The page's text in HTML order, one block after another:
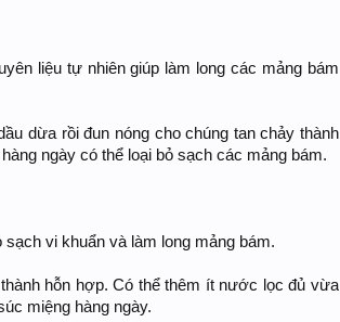
liệu tự nhiên giúp làm long các mảng bám
dừa rồi đun nóng cho chúng tan chảy thành
ngày có thể loại bỏ sạch các mảng bám.
vi khuẩn và làm long mảng bám.
hỗn hợp. Có thể thêm ít nước lọc đủ vừa
miệng hàng ngày.